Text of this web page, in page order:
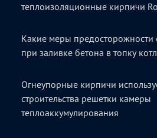
теплоизоляционные кирпичи
Какие меры предосторожности
при заливке бетона в топку
Огнеупорные кирпичи
строительства решетки камеры
теплоаккумулирования